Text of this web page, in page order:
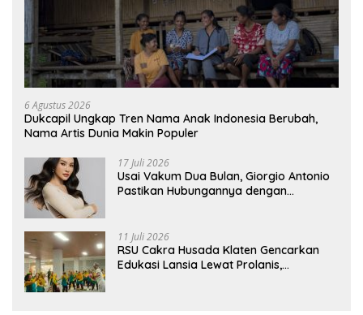
6 Agustus 2026
Dukcapil Ungkap Tren Nama Anak Indonesia Berubah,
Nama Artis Dunia Makin Populer
17 Juli 2026
Usai Vakum Dua Bulan, Giorgio Antonio
Pastikan Hubungannya dengan
11 Juli 2026
RSU Cakra Husada Klaten Gencarkan
Edukasi Lansia Lewat Prolanis,